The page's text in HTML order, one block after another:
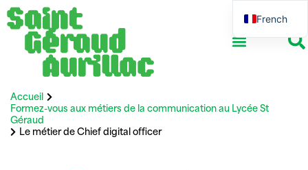
Accueil
Formez-vous aux métiers de la communication au Lycée St
Géraud
Le métier de Chief digital officer
French